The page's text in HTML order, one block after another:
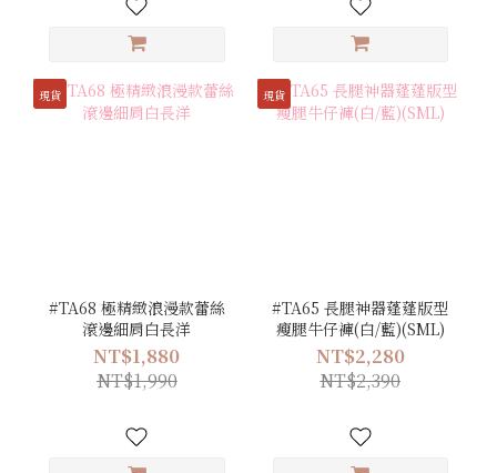
現貨
#TA68 極精緻浪漫款蕾絲
滾邊細肩白長洋
NT$1,880
NT$1,990
現貨
#TA65 長腿神器蓬蓬版型
瘦腿牛仔褲(白/藍)(SML)
NT$2,280
NT$2,390